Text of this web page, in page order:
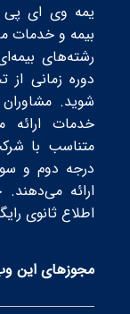
یمه وی ای پی
بیمه و خدمات
رشته‌های
دوره زمانی
شوید.
خدمات
متناسب با
درجه دوم و
ارائه
اطلاع ثانوی
مجوز‌های این